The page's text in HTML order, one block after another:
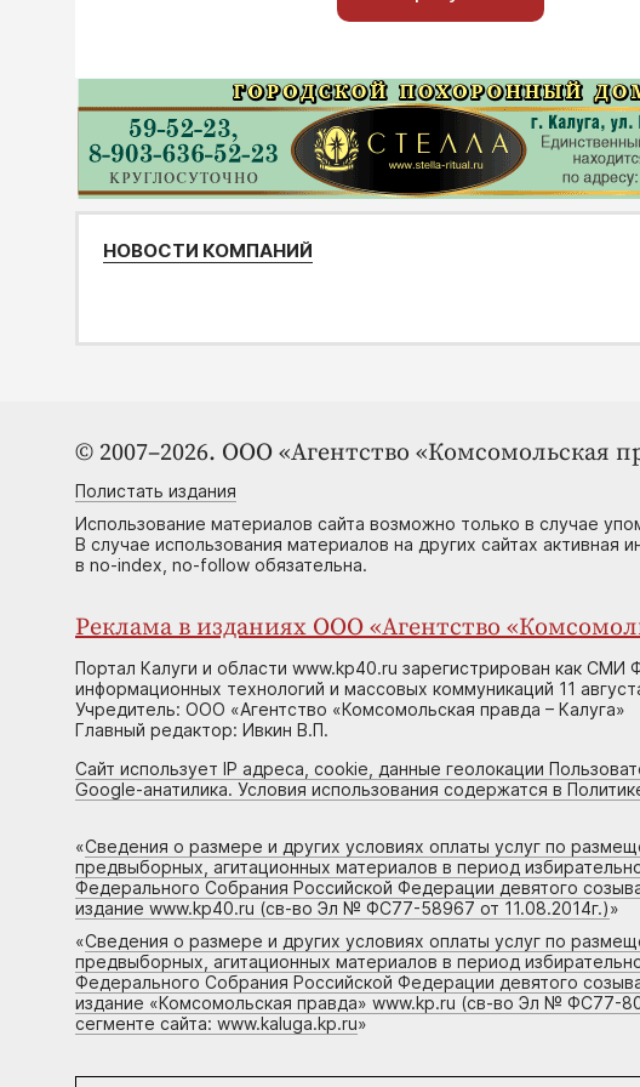
НОВОСТИ КОМПАНИЙ
© 2007–2026. ООО «Агентство «Комсомольская
Полистать издания
Использование материалов сайта возможно только в случае
В случае использования материалов на других сайтах активная
в no-index, no-follow обязательна.
Реклама в изданиях ООО «Агентство
Портал Калуги и области www.kp40.ru зарегистрирован как
информационных технологий и массовых коммуникаций 11
Учредитель: ООО «Агентство «Комсомольская правда – Калуга»
Главный редактор: Ивкин В.П.
Сайт использует IP адреса, cookie, данные геолокации
Google-анатилика. Условия использования содержатся в
«Сведения о размере и других условиях оплаты услуг по
предвыборных, агитационных материалов в период
Федерального Собрания Российской Федерации девятого
издание www.kp40.ru (св-во Эл № ФС77-58967 от 11.08.2014г.)»
«Сведения о размере и других условиях оплаты услуг по
предвыборных, агитационных материалов в период
Федерального Собрания Российской Федерации девятого
издание «Комсомольская правда» www.kp.ru (св-во Эл № ФС77-
сегменте сайта: www.kaluga.kp.ru»